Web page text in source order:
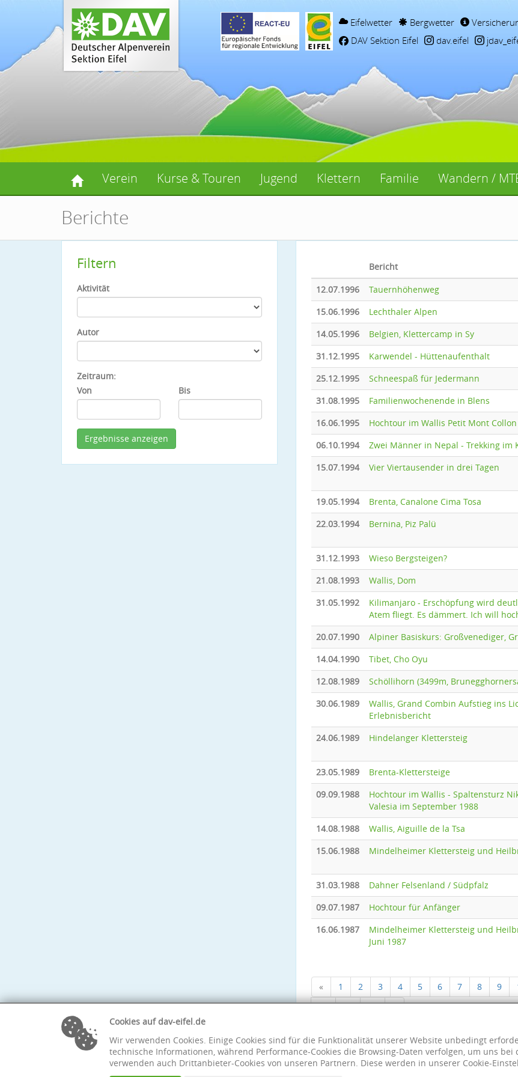
Eifelwetter Bergwetter
DAV Sektion Eifel
dav.eifel
Verein Kurse & Touren Jugend Klettern Familie Wandern /
Berichte
Filtern
Aktivität
Autor
Zeitraum:
Von
Bis
Bericht
12.07.1996
Tauernhöhenweg
15.06.1996
Lechthaler Alpen
14.05.1996
Belgien, Klettercamp in Sy
31.12.1995
Karwendel - Hüttenaufenthalt
25.12.1995
Schneespaß für Jedermann
31.08.1995
Familienwochenende in Blens
16.06.1995
Hochtour im Wallis Petit Mont
06.10.1994
Zwei Männer in Nepal - Trekking im
15.07.1994
Vier Viertausender in drei Tagen
19.05.1994 Brenta, Canalone Cima Tosa
22.03.1994
Bernina, Piz Palü
31.12.1993 Wieso Bergsteigen?
21.08.1993
Wallis, Dom
31.05.1992
Kilimanjaro - Erschöpfung wird
Atem fliegt. Es dämmert. Ich will
20.07.1990 Alpiner Basiskurs: Großvenediger,
14.04.1990
Tibet, Cho Oyu
12.08.1989
Schöllihorn (3499m,
30.06.1989
Wallis, Grand Combin Aufstieg ins
Erlebnisbericht
24.06.1989 Hindelanger Klettersteig
23.05.1989 Brenta-Klettersteige
09.09.1988
Hochtour im Wallis - Spaltensturz
Valesia im September 1988
14.08.1988 Wallis, Aiguille de la Tsa
15.06.1988
Mindelheimer Klettersteig und
31.03.1988 Dahner Felsenland / Südpfalz
09.07.1987
Hochtour für Anfänger
16.06.1987
Mindelheimer Klettersteig und
Juni 1987
« 1 2 3 4 5 6 7 8 9
18
19 20
»
Cookies auf dav-eifel.de
Wir verwenden Cookies. Einige Cookies sind für die Funktionalität unserer Website unbedingt
technische Informationen, während Performance-Cookies die Browsing-Daten verfolgen, um uns
verwenden auch Drittanbieter-Cookies von unseren Partnern. Diese werden in unserer Cookie-